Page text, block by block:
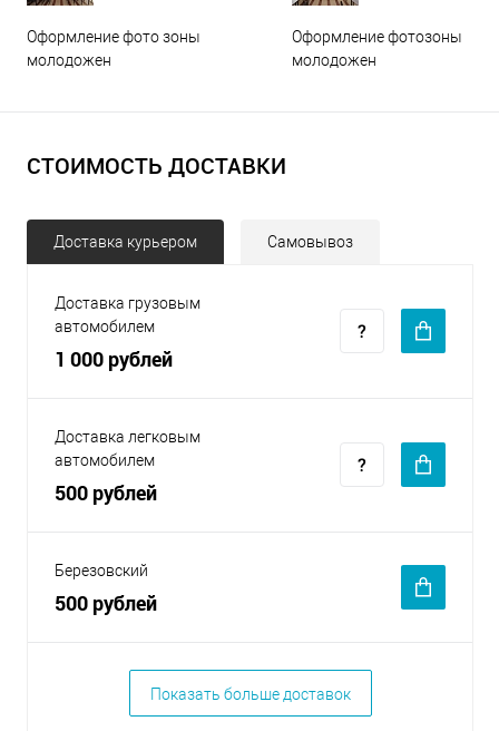
Оформление фото зоны
молодожен
Оформление фотозоны
молодожен
СТОИМОСТЬ ДОСТАВКИ
Доставка курьером Самовывоз
Доставка грузовым
автомобилем
1 000 рублей
Доставка легковым
автомобилем
500 рублей
Березовский
500 рублей
Показать больше доставок